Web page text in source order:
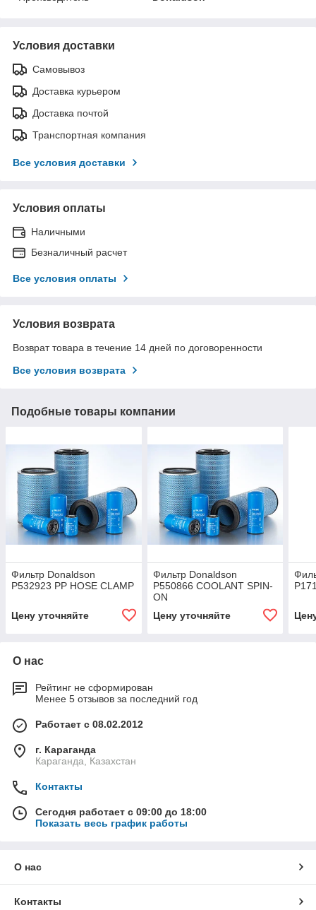
Условия доставки
Самовывоз
Доставка курьером
Доставка почтой
Транспортная компания
Все условия доставки
Условия оплаты
Наличными
Безналичный расчет
Все условия оплаты
Условия возврата
Возврат товара в течение 14 дней по договоренности
Все условия возврата
Подобные товары компании
Фильтр Donaldson
P532923 PP HOSE CLAMP
Цену уточняйте
Фильтр Donaldson
P550866 COOLANT SPIN-
ON
Цену уточняйте
О нас
Рейтинг не сформирован
Менее 5 отзывов за последний год
Работает с 08.02.2012
г. Караганда
Караганда, Казахстан
Контакты
Сегодня работает с 09:00 до 18:00
Показать весь график работы
О нас
Контакты